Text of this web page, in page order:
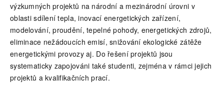
výzkumných projektů na národní a mezinárodní úrovni v
oblasti sdílení tepla, inovací energetických zařízení,
modelování, proudění, tepelné pohody, energetických zdrojů,
eliminace nežádoucích emisí, snižování ekologické zátěže
energetickými provozy aj. Do řešení projektů jsou
systematicky zapojováni také studenti, zejména v rámci jejich
projektů a kvalifikačních prací.